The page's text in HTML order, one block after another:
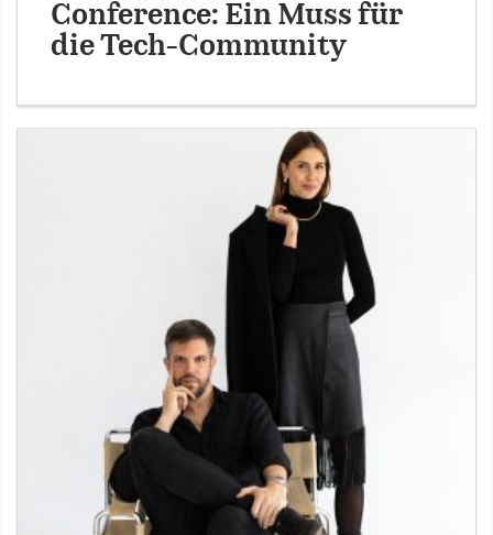
Conference: Ein Muss für
die Tech-Community